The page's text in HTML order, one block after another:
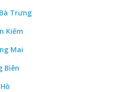
Trưng
Kiếm
Mai
Biên